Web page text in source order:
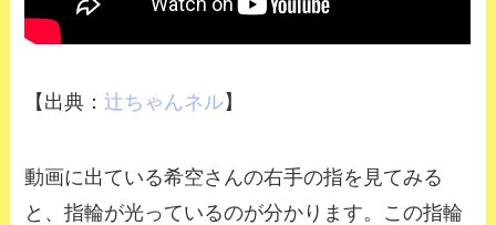
【出典：辻ちゃんネル】
動画に出ている希空さんの右手の指を見てみる
と、指輪が光っているのが分かります。この指輪